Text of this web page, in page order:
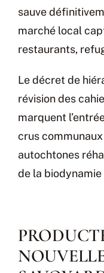
sauve
marché local
restaurants,
Le décret de
révision des
marquent
crus
autochtones
de la